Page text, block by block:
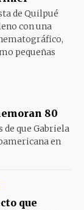
de Quilpué
con una
pequeñas
80
de que Gabriela
en
que